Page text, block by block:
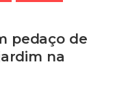
pedaço de
na